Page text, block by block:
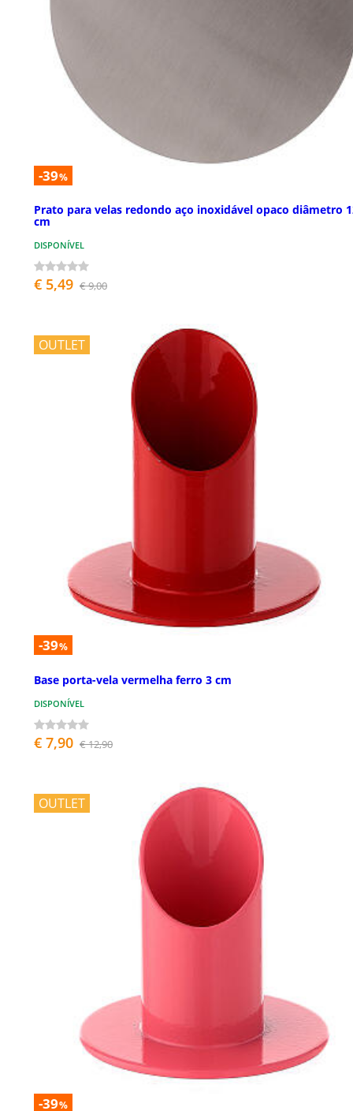
-39%
Prato para velas redondo aço inoxidável opaco diâmetro
cm
DISPONÍVEL
€ 5,49 € 9,00
OUTLET
-39%
Base porta-vela vermelha ferro 3 cm
DISPONÍVEL
€ 7,90 € 12,90
OUTLET
-39%